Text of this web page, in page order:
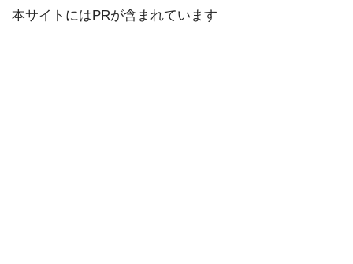
本サイトにはPRが含まれています